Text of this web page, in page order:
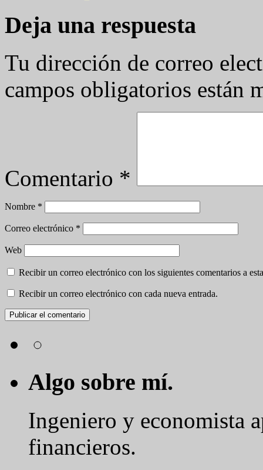
Deja una respuesta
Tu dirección de correo
campos obligatorios están
Comentario *
Nombre *
Correo electrónico *
Web
Recibir un correo electrónico con los siguientes comentarios a
Recibir un correo electrónico con cada nueva entrada.
Algo sobre mí.
Ingeniero y economista
financieros.